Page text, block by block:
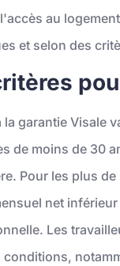
au
et selon des
la garantie Visale
de moins de 30
Pour les plus
net
Les
conditions,